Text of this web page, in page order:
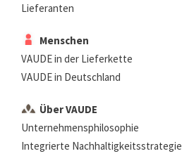
Lieferanten
Menschen
VAUDE in der Lieferkette
VAUDE in Deutschland
Über VAUDE
Unternehmensphilosophie
Integrierte Nachhaltigkeitsstrategie